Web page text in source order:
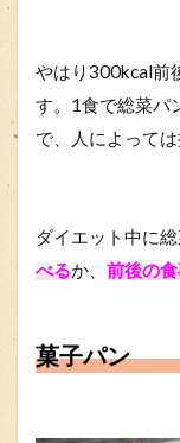
やはり300kcal前
す。1食で総菜パ
で、人によって
ダイエット中に
べるか、 前後の
菓子パン